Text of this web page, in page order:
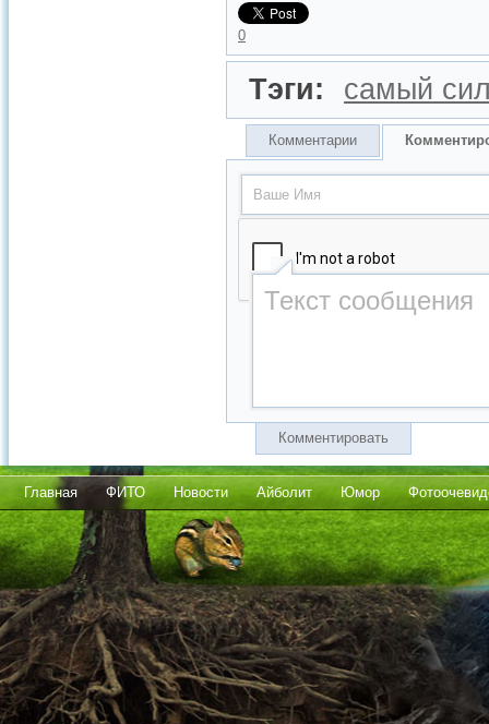
0
Тэги: самый
Комментарии
Комментировать
Главная ФИТО Новости Айболит Юмор